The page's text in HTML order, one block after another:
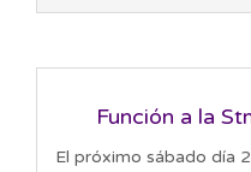
Función a la
El próximo sábado día